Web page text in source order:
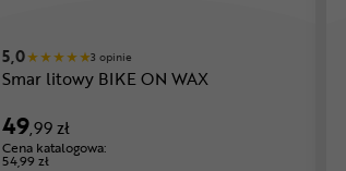
5,0 3 opinie
Smar litowy BIKE ON WAX
49,99 zł
Cena katalogowa:
54,99 zł